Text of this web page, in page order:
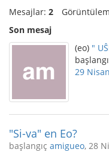
Mesajlar: 2
Son mesaj
(eo) "
29
"Si-va" en Eo?
başlangıç amigueo, 28